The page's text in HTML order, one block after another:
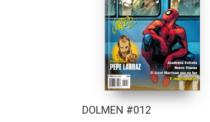
DOLMEN #012